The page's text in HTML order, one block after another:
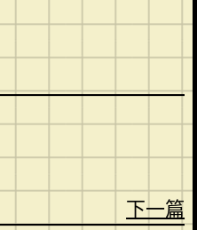
下一篇